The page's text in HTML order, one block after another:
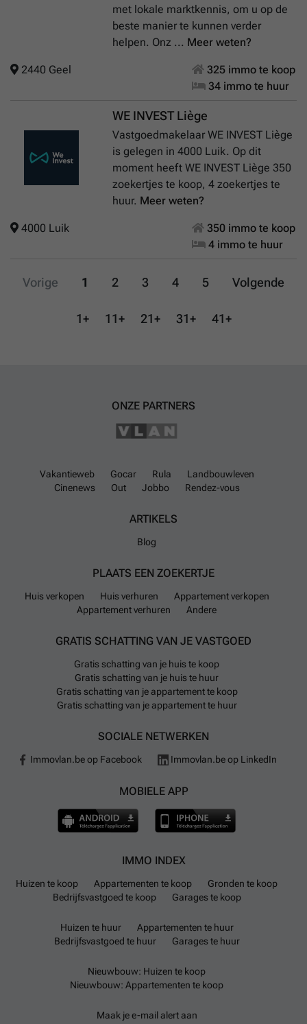
met lokale marktkennis, om u op de
beste manier te kunnen verder
helpen. Onz ... Meer weten?
2440 Geel
325 immo te koop
34 immo te huur
WE INVEST Liège
Vastgoedmakelaar WE INVEST Liège
is gelegen in 4000 Luik. Op dit
moment heeft WE INVEST Liège 350
zoekertjes te koop, 4 zoekertjes te
huur. Meer weten?
4000 Luik
350 immo te koop
4 immo te huur
Vorige 1 2 3 4 5 Volgende
1+ 11+ 21+ 31+ 41+
ONZE PARTNERS
Vakantieweb Gocar Rula
Landbouwleven
Cinenews
Out Jobbo Rendez-vous
ARTIKELS
Blog
PLAATS EEN ZOEKERTJE
Huis verkopen Huis verhuren
Appartement verkopen
Appartement verhuren
Andere
GRATIS SCHATTING VAN JE VASTGOED
Gratis schatting van je huis te koop
Gratis schatting van je huis te huur
Gratis schatting van je appartement te koop
Gratis schatting van je appartement te huur
SOCIALE NETWERKEN
Immovlan.be op Facebook Immovlan.be op LinkedIn
MOBIELE APP
IMMO INDEX
Huizen te koop Appartementen te koop
Gronden te koop
Bedrijfsvastgoed te koop
Garages te koop
Huizen te huur
Appartementen te huur
Bedrijfsvastgoed te huur
Garages te huur
Nieuwbouw: Huizen te koop
Nieuwbouw: Appartementen te koop
Maak je e-mail alert aan